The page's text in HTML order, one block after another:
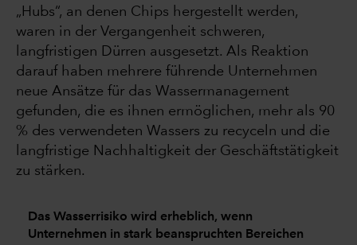
„Hubs“, an denen Chips hergestellt werden,
waren in der Vergangenheit schweren,
langfristigen Dürren ausgesetzt. Als Reaktion
darauf haben mehrere führende Unternehmen
neue Ansätze für das Wassermanagement
gefunden, die es ihnen ermöglichen, mehr als 90
% des verwendeten Wassers zu recyceln und die
langfristige Nachhaltigkeit der Geschäftstätigkeit
zu stärken.
Das Wasserrisiko wird erheblich, wenn
Unternehmen in stark beanspruchten Bereichen